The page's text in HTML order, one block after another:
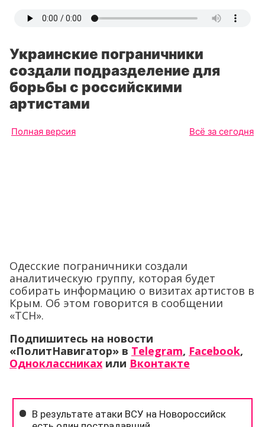
Украинские пограничники
создали подразделение для
борьбы с российскими
артистами
Полная версия Всё за сегодня
Одесские пограничники создали
аналитическую группу, которая будет
собирать информацию о визитах артистов в
Крым. Об этом говорится в сообщении
«ТСН».
Подпишитесь на новости
«ПолитНавигатор» в Telegram, Facebook,
Одноклассниках или Вконтакте